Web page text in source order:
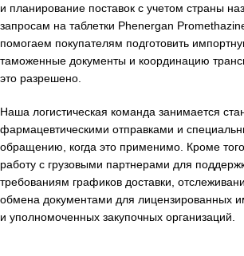
и планирование поставок с учетом страны
запросам на таблетки Phenergan
помогаем покупателям подготовить
таможенные документы и координацию
это разрешено.
Наша логистическая команда занимается
фармацевтическими отправками и
обращению, когда это применимо. Кроме
работу с грузовыми партнерами для
требованиям графиков доставки,
обмена документами для лицензированных
и уполномоченных закупочных организаций.